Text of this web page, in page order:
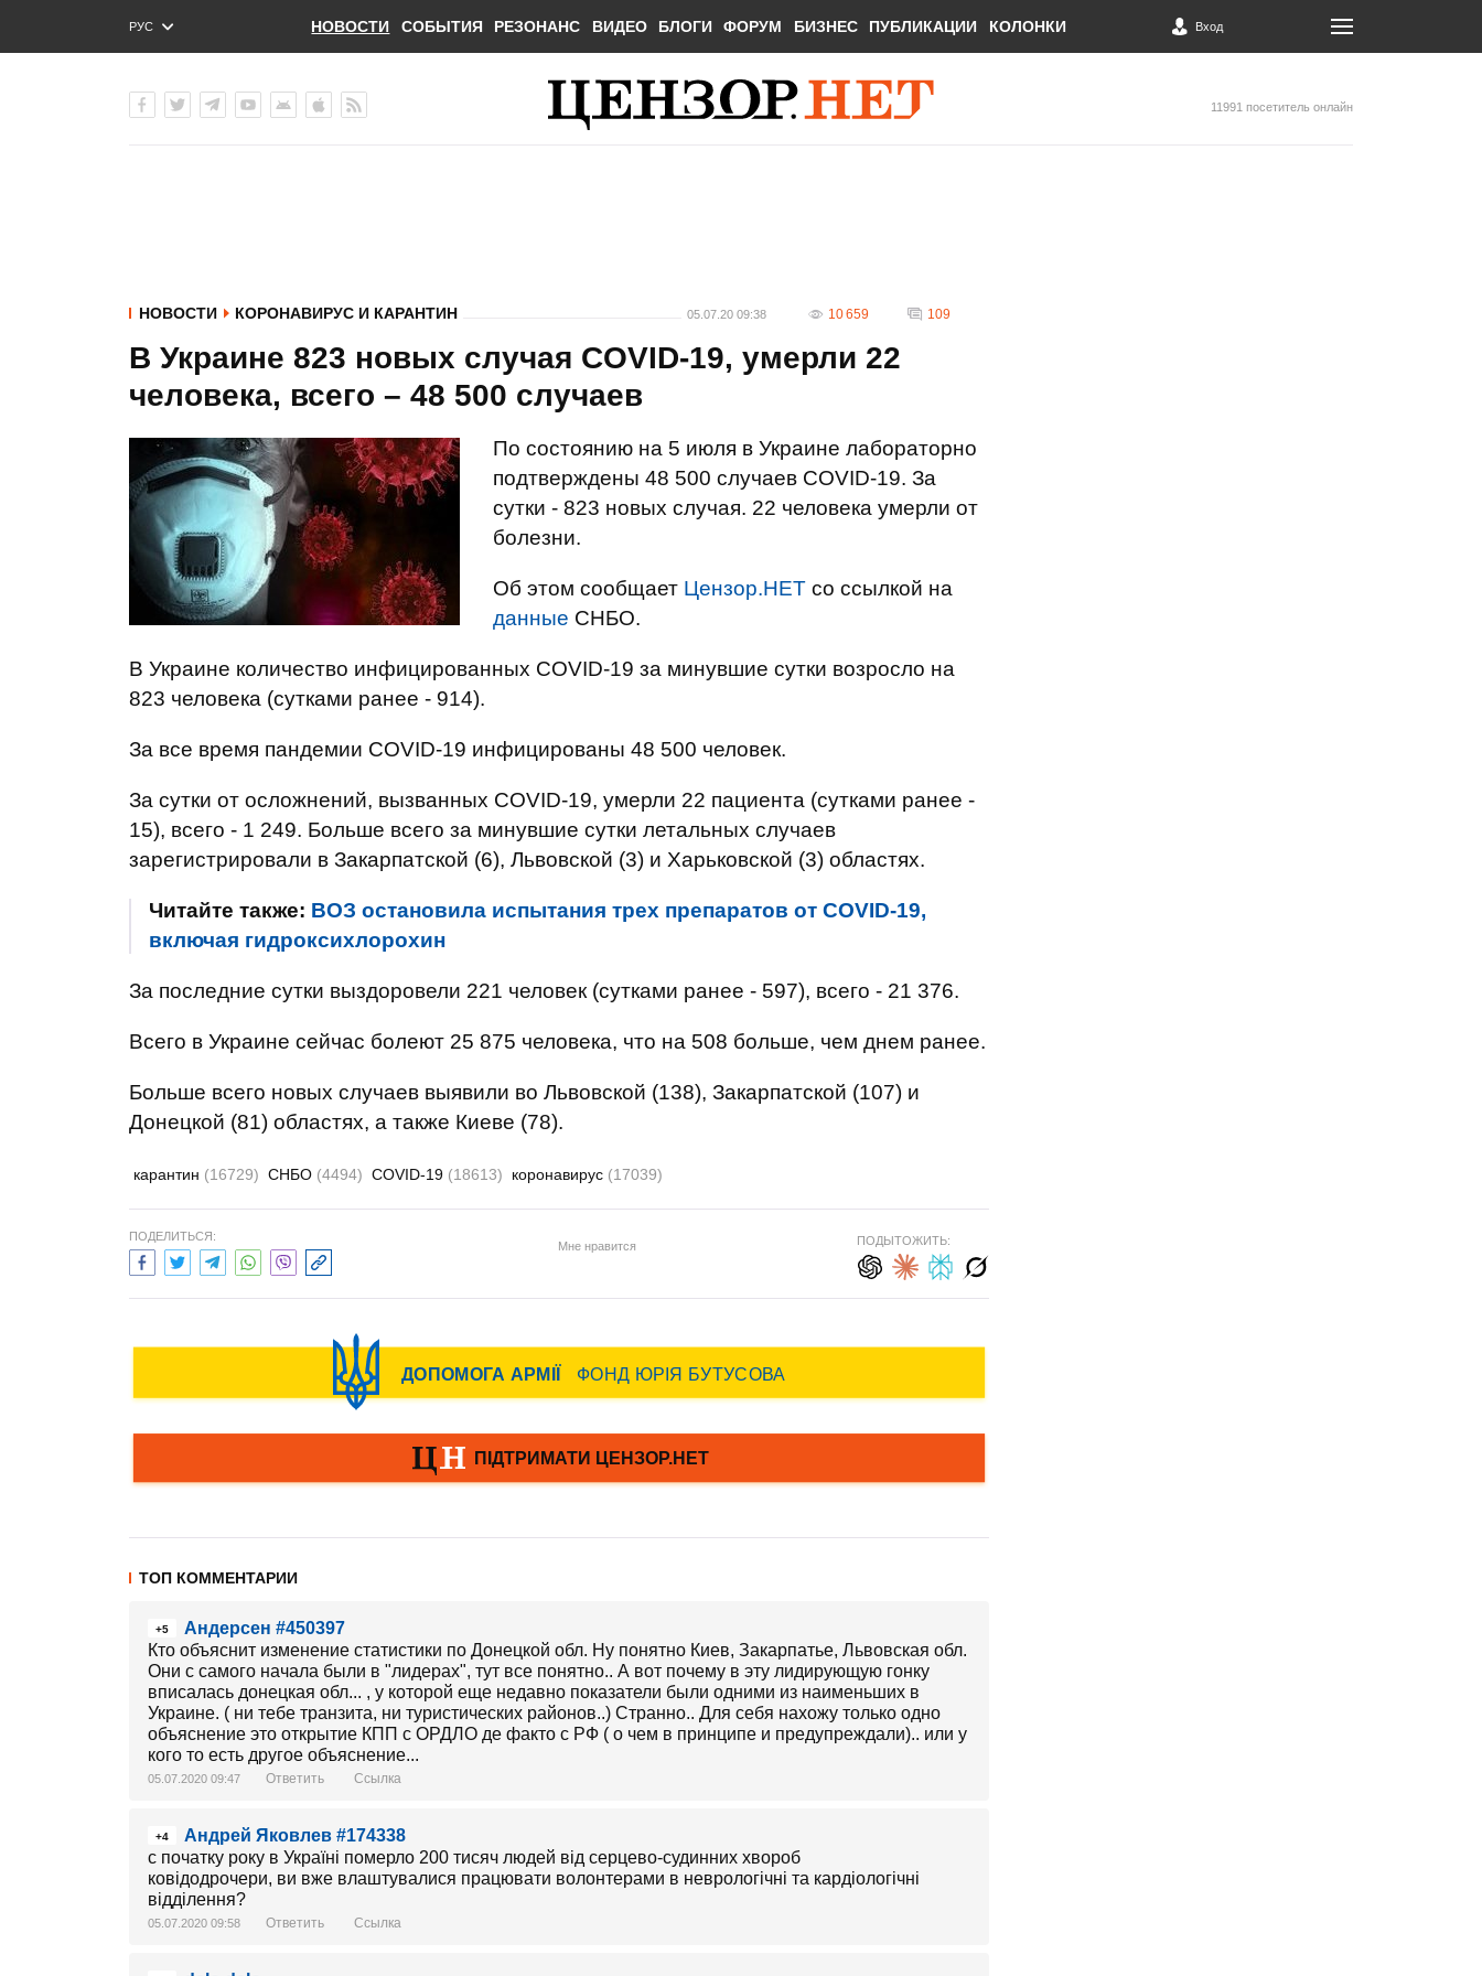
РУС
ENG
НОВОСТИ СОБЫТИЯ РЕЗОНАНС ВИДЕО БЛОГИ ФОРУМ БИЗНЕС ПУБЛИКАЦИИ КОЛОНКИ Вход
11991 посетитель онлайн
НОВОСТИ КОРОНАВИРУС И КАРАНТИН 05.07.20 09:38 10 659 109
В Украине 823 новых случая COVID-19, умерли 22
человека, всего – 48 500 случаев
По состоянию на 5 июля в Украине лабораторно
подтверждены 48 500 случаев COVID-19. За
сутки - 823 новых случая. 22 человека умерли от
болезни.
Об этом сообщает Цензор.НЕТ со ссылкой на
данные СНБО.
В Украине количество инфицированных COVID-19 за минувшие сутки возросло на
823 человека (сутками ранее - 914).
За все время пандемии COVID-19 инфицированы 48 500 человек.
За сутки от осложнений, вызванных COVID-19, умерли 22 пациента (сутками ранее -
15), всего - 1 249. Больше всего за минувшие сутки летальных случаев
зарегистрировали в Закарпатской (6), Львовской (3) и Харьковской (3) областях.
Читайте также: ВОЗ остановила испытания трех препаратов от COVID-19,
включая гидроксихлорохин
За последние сутки выздоровели 221 человек (сутками ранее - 597), всего - 21 376.
Всего в Украине сейчас болеют 25 875 человека, что на 508 больше, чем днем ранее.
Больше всего новых случаев выявили во Львовской (138), Закарпатской (107) и
Донецкой (81) областях, а также Киеве (78).
карантин (16729) СНБО (4494) COVID-19 (18613) коронавирус (17039)
ПОДЕЛИТЬСЯ:
Мне нравится ПОДЫТОЖИТЬ:
ТОП КОММЕНТАРИИ
+5
Андерсен #450397
Кто объяснит изменение статистики по Донецкой обл. Ну понятно Киев, Закарпатье, Львовская обл.
Они с самого начала были в "лидерах", тут все понятно.. А вот почему в эту лидирующую гонку
вписалась донецкая обл... , у которой еще недавно показатели были одними из наименьших в
Украине. ( ни тебе транзита, ни туристических районов..) Странно.. Для себя нахожу только одно
объяснение это открытие КПП с ОРДЛО де факто с РФ ( о чем в принципе и предупреждали).. или у
кого то есть другое объяснение...
05.07.2020 09:47 Ответить Ссылка
+4
Андрей Яковлев #174338
с початку року в Україні померло 200 тисяч людей від серцево-судинних хвороб
ковідодрочери, ви вже влаштувалися працювати волонтерами в неврологічні та кардіологічні
відділення?
05.07.2020 09:58 Ответить Ссылка